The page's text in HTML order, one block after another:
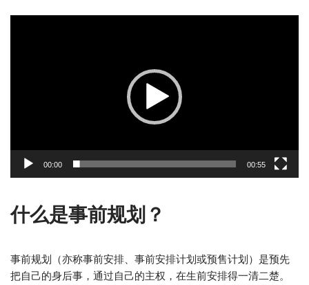
00:00 00:55
什么是事前规划？
事前规划（亦称事前安排、事前安排计划或预售计划）是预先
把自己的身后事，通过自己的主权，在生前安排得一清二楚。